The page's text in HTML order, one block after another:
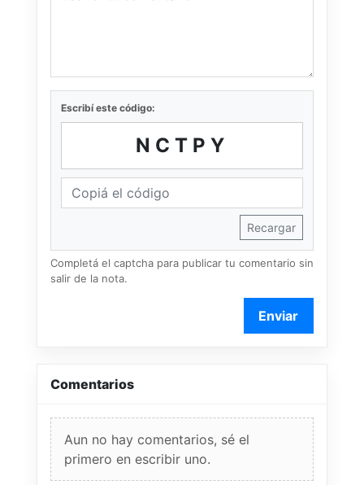
Escribí este código:
NCTPY
Recargar
Completá el captcha para publicar tu comentario sin
salir de la nota.
Enviar
Comentarios
Aun no hay comentarios, sé el
primero en escribir uno.